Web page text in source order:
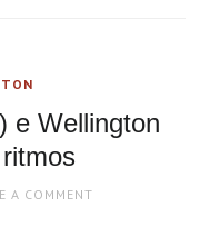
e Wellington
A COMMENT